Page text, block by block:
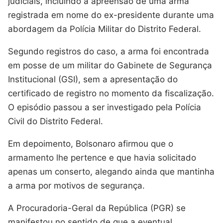
registrada em nome do ex-presidente durante uma
abordagem da Polícia Militar do Distrito Federal.
Segundo registros do caso, a arma foi encontrada
em posse de um militar do Gabinete de Segurança
Institucional (GSI), sem a apresentação do
certificado de registro no momento da fiscalização.
O episódio passou a ser investigado pela Polícia
Civil do Distrito Federal.
Em depoimento, Bolsonaro afirmou que o
armamento lhe pertence e que havia solicitado
apenas um conserto, alegando ainda que mantinha
a arma por motivos de segurança.
A Procuradoria-Geral da República (PGR) se